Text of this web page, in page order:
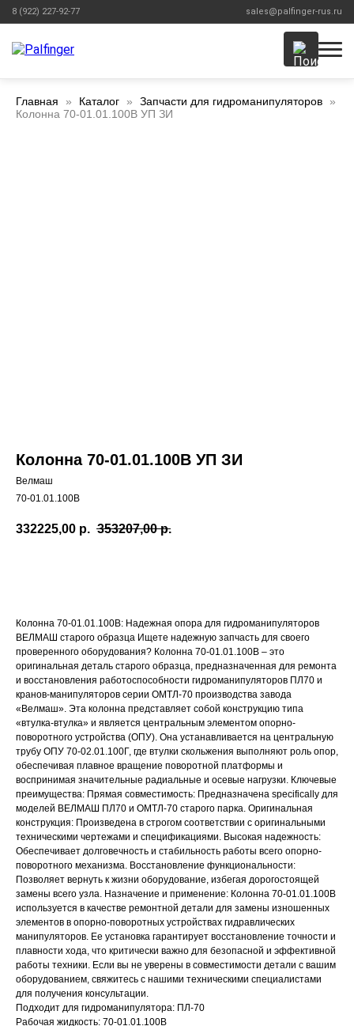
8 (922) 227-92-77 sales@palfinger-rus.ru
Главная Каталог
Запчасти для гидроманипуляторов
Колонна 70-01.01.100В УП ЗИ
Колонна 70-01.01.100В УП ЗИ
Велмаш
70-01.01.100В
332225,00 р. 353207,00 р.
Колонна 70-01.01.100В: Надежная опора для гидроманипуляторов
ВЕЛМАШ старого образца Ищете надежную запчасть для своего
проверенного оборудования? Колонна 70-01.01.100В – это
оригинальная деталь старого образца, предназначенная для ремонта
и восстановления работоспособности гидроманипуляторов ПЛ70 и
кранов-манипуляторов серии ОМТЛ-70 производства завода
«Велмаш». Эта колонна представляет собой конструкцию типа
«втулка-втулка» и является центральным элементом опорно-
поворотного устройства (ОПУ). Она устанавливается на центральную
трубу ОПУ 70-02.01.100Г, где втулки скольжения выполняют роль опор,
обеспечивая плавное вращение поворотной платформы и
воспринимая значительные радиальные и осевые нагрузки. Ключевые
преимущества: Прямая совместимость: Предназначена specifically для
моделей ВЕЛМАШ ПЛ70 и ОМТЛ-70 старого парка. Оригинальная
конструкция: Произведена в строгом соответствии с оригинальными
техническими чертежами и спецификациями. Высокая надежность:
Обеспечивает долговечность и стабильность работы всего опорно-
поворотного механизма. Восстановление функциональности:
Позволяет вернуть к жизни оборудование, избегая дорогостоящей
замены всего узла. Назначение и применение: Колонна 70-01.01.100В
используется в качестве ремонтной детали для замены изношенных
элементов в опорно-поворотных устройствах гидравлических
манипуляторов. Ее установка гарантирует восстановление точности и
плавности хода, что критически важно для безопасной и эффективной
работы техники. Если вы не уверены в совместимости детали с вашим
оборудованием, свяжитесь с нашими техническими специалистами
для получения консультации.
Подходит для гидроманипулятора: ПЛ-70
Рабочая жидкость: 70-01.01.100В